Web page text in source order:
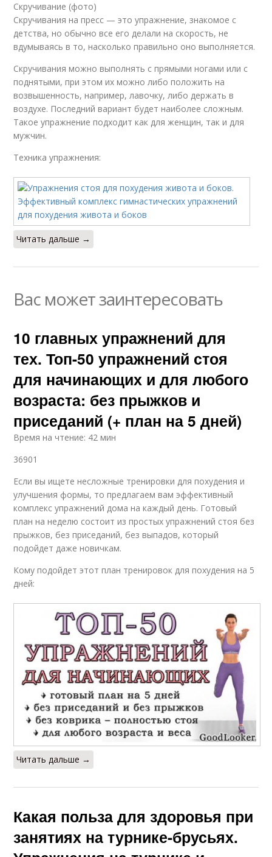
Скручивание (фото)
Скручивания на пресс — это упражнение, знакомое с
детства, но обычно все его делали на скорость, не
вдумываясь в то, насколько правильно оно выполняется.
Скручивания можно выполнять с прямыми ногами или с
поднятыми, при этом их можно либо положить на
возвышенность, например, лавочку, либо держать в
воздухе. Последний вариант будет наиболее сложным.
Такое упражнение подходит как для женщин, так и для
мужчин.
Техника упражнения:
Читать дальше →
Вас может заинтересовать
10 главных упражнений для
тех. Топ-50 упражнений стоя
для начинающих и для любого
возраста: без прыжков и
приседаний (+ план на 5 дней)
Время на чтение: 42 мин
36901
Если вы ищете несложные тренировки для похудения и
улучшения формы, то предлагаем вам эффективный
комплекс упражнений дома на каждый день. Готовый
план на неделю состоит из простых упражнений стоя без
прыжков, без приседаний, без выпадов, который
подойдет даже новичкам.
Кому подойдет этот план тренировок для похудения на 5
дней:
Читать дальше →
Какая польза для здоровья при
занятиях на турнике-брусьях.